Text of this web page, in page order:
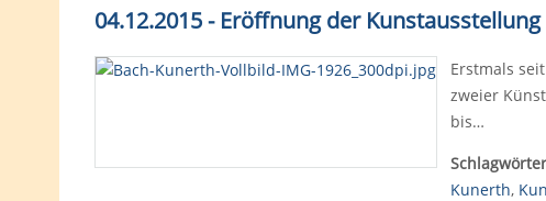
04.12.2015 - Eröffnung der
Erstmals
zweier
bis…
Kunerth,